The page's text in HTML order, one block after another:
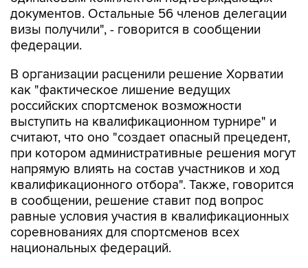
документов. Остальные 56 членов делегации
визы получили", - говорится в сообщении
федерации.
В организации расценили решение Хорватии
как "фактическое лишение ведущих
российских спортсменок возможности
выступить на квалификационном турнире" и
считают, что оно "создает опасный прецедент,
при котором административные решения могут
напрямую влиять на состав участников и ход
квалификационного отбора". Также, говорится
в сообщении, решение ставит под вопрос
равные условия участия в квалификационных
соревнованиях для спортсменов всех
национальных федераций.